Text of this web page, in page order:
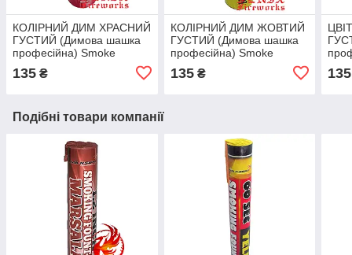
КОЛІРНИЙ ДИМ ХРАСНИЙ
ГУСТИЙ (Димова шашка
професійна) Smoke
MA0513/R
135 ₴
КОЛІРНИЙ ДИМ ЖОВТИЙ
ГУСТИЙ (Димова шашка
професійна) Smoke
MA0513/Y
135₴ 135
Подібні товари компанії